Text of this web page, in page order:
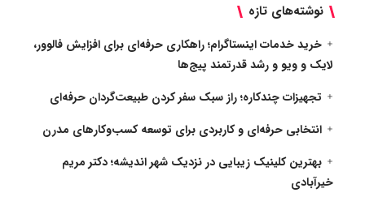
نوشته‌های تازه
خرید خدمات اینستاگرام؛ راهکاری حرفه‌ای برای افزایش فالوور،
لایک و ویو و رشد قدرتمند پیج‌ها
تجهیزات چندکاره؛ راز سبک سفر کردن طبیعت‌گردان حرفه‌ای
انتخابی حرفه‌ای و کاربردی برای توسعه کسب‌وکارهای مدرن
بهترین کلینیک زیبایی در نزدیک شهر اندیشه؛ دکتر مریم
خیرآبادی